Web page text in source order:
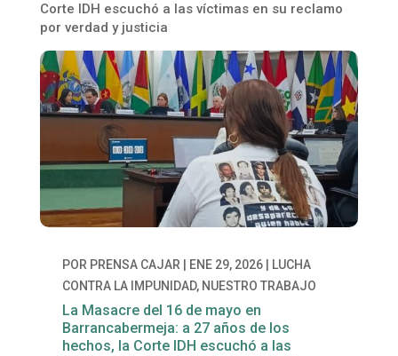
Corte IDH escuchó a las víctimas en su reclamo
por verdad y justicia
POR PRENSA CAJAR| ENE 29, 2026|
LUCHA
CONTRA LA IMPUNIDAD, NUESTRO TRABAJO
La Masacre del 16 de mayo en
Barrancabermeja: a 27 años de los
hechos, la Corte IDH escuchó a las